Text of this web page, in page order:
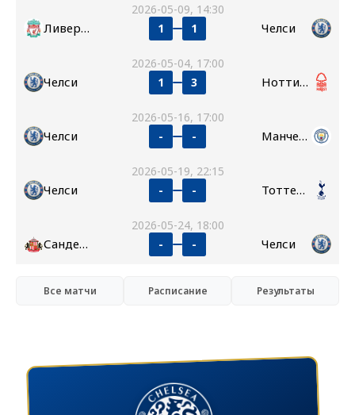
2026-05-09, 14:30
Ливерпуль 1 1 Челси
2026-05-04, 17:00
Челси 1 3 Ноттингем Форест
2026-05-16, 17:00
Челси - - Манчестер Сити
2026-05-19, 22:15
Челси - - Тоттенхэм
2026-05-24, 18:00
Сандерленд - - Челси
Все матчи Расписание Результаты